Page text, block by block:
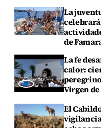
La
de
La fe
calor:
Virgen
El